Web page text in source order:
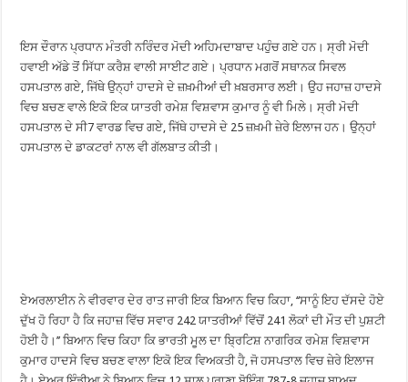
ਇਸ ਦੌਰਾਨ ਪ੍ਰਧਾਨ ਮੰਤਰੀ ਨਰਿੰਦਰ ਮੋਦੀ ਅਹਿਮਦਾਬਾਦ ਪਹੁੰਚ ਗਏ ਹਨ। ਸ੍ਰੀ ਮੋਦੀ
ਹਵਾਈ ਅੱਡੇ ਤੋਂ ਸਿੱਧਾ ਕਰੈਸ਼ ਵਾਲੀ ਸਾਈਟ ਗਏ। ਪ੍ਰਧਾਨ ਮਗਰੋਂ ਸਥਾਨਕ ਸਿਵਲ
ਹਸਪਤਾਲ ਗਏ, ਜਿੱਥੇ ਉਨ੍ਹਾਂ ਹਾਦਸੇ ਦੇ ਜ਼ਖ਼ਮੀਆਂ ਦੀ ਖ਼ਬਰਸਾਰ ਲਈ। ਉਹ ਜਹਾਜ਼ ਹਾਦਸੇ
ਵਿਚ ਬਚਣ ਵਾਲੇ ਇਕੋ ਇਕ ਯਾਤਰੀ ਰਮੇਸ਼ ਵਿਸ਼ਵਾਸ ਕੁਮਾਰ ਨੂੰ ਵੀ ਮਿਲੇ। ਸ੍ਰੀ ਮੋਦੀ
ਹਸਪਤਾਲ ਦੇ ਸੀ7 ਵਾਰਡ ਵਿਚ ਗਏ, ਜਿੱਥੇ ਹਾਦਸੇ ਦੇ 25 ਜ਼ਖ਼ਮੀ ਜ਼ੇਰੇ ਇਲਾਜ ਹਨ। ਉਨ੍ਹਾਂ
ਹਸਪਤਾਲ ਦੇ ਡਾਕਟਰਾਂ ਨਾਲ ਵੀ ਗੱਲਬਾਤ ਕੀਤੀ।
ਏਅਰਲਾਈਨ ਨੇ ਵੀਰਵਾਰ ਦੇਰ ਰਾਤ ਜਾਰੀ ਇਕ ਬਿਆਨ ਵਿਚ ਕਿਹਾ, ‘‘ਸਾਨੂੰ ਇਹ ਦੱਸਦੇ ਹੋਏ
ਦੁੱਖ ਹੋ ਰਿਹਾ ਹੈ ਕਿ ਜਹਾਜ਼ ਵਿੱਚ ਸਵਾਰ 242 ਯਾਤਰੀਆਂ ਵਿੱਚੋਂ 241 ਲੋਕਾਂ ਦੀ ਮੌਤ ਦੀ ਪੁਸ਼ਟੀ
ਹੋਈ ਹੈ।’’ ਬਿਆਨ ਵਿਚ ਕਿਹਾ ਕਿ ਭਾਰਤੀ ਮੂਲ ਦਾ ਬ੍ਰਿਟਿਸ਼ ਨਾਗਰਿਕ ਰਮੇਸ਼ ਵਿਸ਼ਵਾਸ
ਕੁਮਾਰ ਹਾਦਸੇ ਵਿਚ ਬਚਣ ਵਾਲਾ ਇਕੋ ਇਕ ਵਿਅਕਤੀ ਹੈ, ਜੋ ਹਸਪਤਾਲ ਵਿਚ ਜ਼ੇਰੇ ਇਲਾਜ